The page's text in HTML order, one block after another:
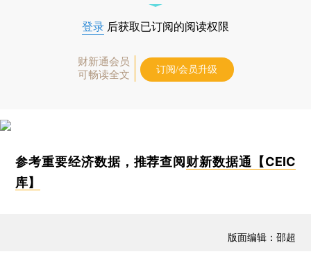
登录 后获取已订阅的阅读权限
财新通会员
可畅读全文
订阅/会员升级
参考重要经济数据，推荐查阅 财新数据通【CEIC
库】
版面编辑：邵超